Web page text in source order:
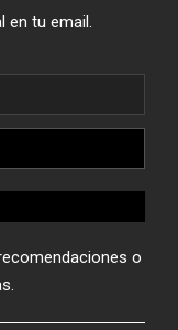
en tu email.
o